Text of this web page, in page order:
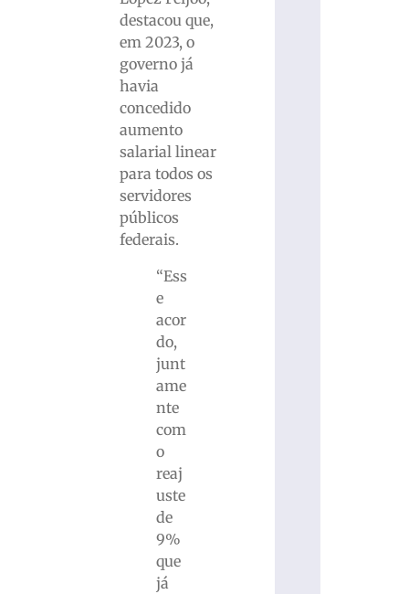
destacou que,
em 2023, o
governo já
havia
concedido
aumento
salarial linear
para todos os
servidores
públicos
federais.
“Ess
e
acor
do,
junt
ame
nte
com
o
reaj
uste
de
9%
que
já